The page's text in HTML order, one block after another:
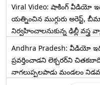
Viral Video: షాకింగ్ వీడియో
యత్నించిన ముగ్గురు అరెస్ట్,
నిర్వహించాలనుకున్న ఢిల్లీ వస్త్ర
Andhra Pradesh: వీడియో
ప్రవర్తించాడని లెక్చ‌ర‌ర్‌ని
నాగలుప్పలపాడు మండలం